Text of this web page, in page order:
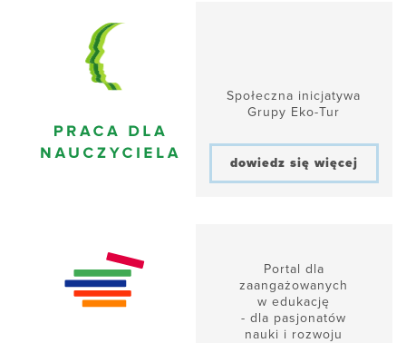
Społeczna inicjatywa
Grupy Eko-Tur
dowiedz się więcej
Portal dla
zaangażowanych
w edukację
- dla pasjonatów
nauki i rozwoju